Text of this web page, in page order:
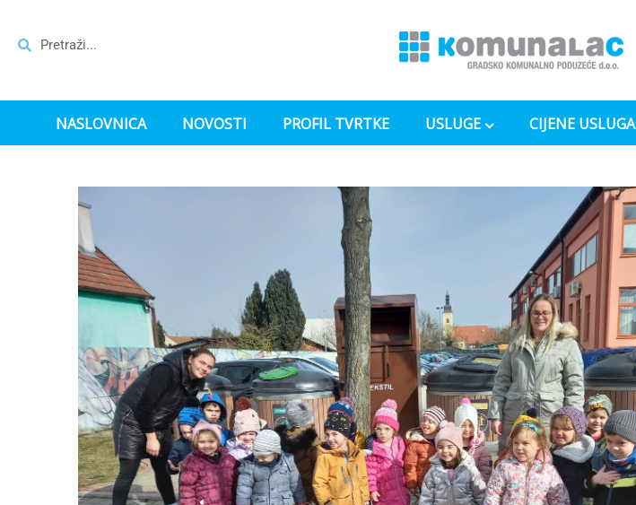
NASLOVNICA NOVOSTI PROFIL TVRTKE USLUGE CIJENE USLUGA